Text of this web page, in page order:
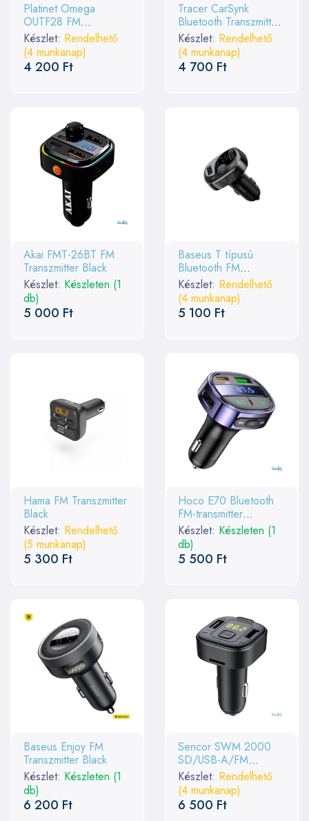
Platinet Omega
OUTF28 FM
Transzmitter
Black/Grey
Készlet: Rendelhető
(4 munkanap)
4 200 Ft
Tracer CarSynk
Bluetooth Transzmitter
Black
Készlet: Rendelhető
(4 munkanap)
4 700 Ft
Akai FMT-26BT FM
Transzmitter Black
Készlet: Készleten (1
db)
5 000 Ft
Baseus T típusú
Bluetooth FM
Transzmitter Black
Készlet: Rendelhető
(4 munkanap)
5 100 Ft
Hama FM Transzmitter
Black
Készlet: Rendelhető
(5 munkanap)
5 300 Ft
Hoco E70 Bluetooth
FM-transmitter
Black/Ocean Blue
Készlet: Készleten (1
db)
5 500 Ft
Baseus Enjoy FM
Transzmitter Black
Készlet: Készleten (1
db)
6 200 Ft
Sencor SWM 2000
SD/USB-A/FM
Bluetooth Transzmitter
Készlet: Rendelhető
(4 munkanap)
6 500 Ft